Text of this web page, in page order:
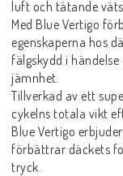
luft och tätande
Med Blue Vertigo
egenskaperna hos
fälgskydd i
jämnhet.
Tillverkad av ett
cykelns totala vikt
Blue Vertigo
förbättrar däckets
tryck.